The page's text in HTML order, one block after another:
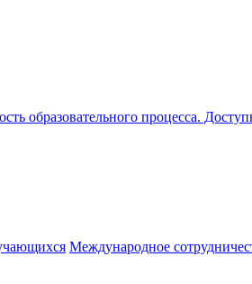
образовательного процесса.
Международное